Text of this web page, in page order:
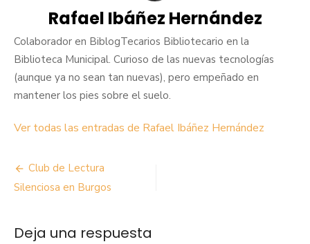
Rafael Ibáñez Hernández
Colaborador en BiblogTecarios Bibliotecario en la
Biblioteca Municipal. Curioso de las nuevas tecnologías
(aunque ya no sean tan nuevas), pero empeñado en
mantener los pies sobre el suelo.
Ver todas las entradas de Rafael Ibáñez Hernández
Navegación
de
Club de Lectura
Silenciosa en Burgos
Deja una respuesta